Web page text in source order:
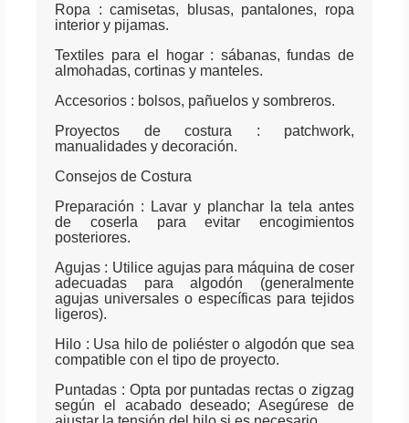
Ropa : camisetas, blusas, pantalones, ropa
interior y pijamas.
Textiles para el hogar : sábanas, fundas de
almohadas, cortinas y manteles.
Accesorios : bolsos, pañuelos y sombreros.
Proyectos de costura : patchwork,
manualidades y decoración.
Consejos de Costura
Preparación : Lavar y planchar la tela antes
de coserla para evitar encogimientos
posteriores.
Agujas : Utilice agujas para máquina de coser
adecuadas para algodón (generalmente
agujas universales o específicas para tejidos
ligeros).
Hilo : Usa hilo de poliéster o algodón que sea
compatible con el tipo de proyecto.
Puntadas : Opta por puntadas rectas o zigzag
según el acabado deseado; Asegúrese de